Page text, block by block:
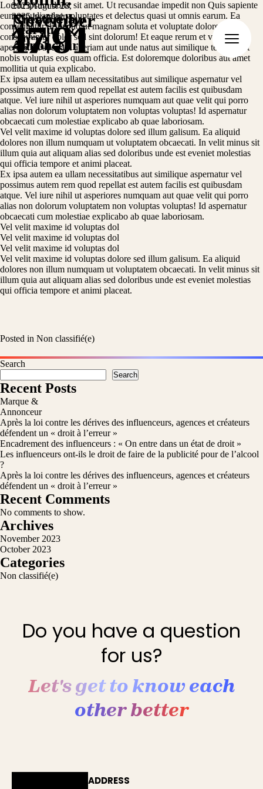
November
2023
Marque &
Annonceur
2023August 28,
2025byadmin
Lorem ipsum dolor sit amet. Ut recusandae impedit non Quis sapiente
eum repudiandae voluptates et delectus quasi ut omnis earum. Ea
consequatur distinctio ut magnam soluta et voluptate dolores et
consequuntur dolor sed sint dolorum! Et eaque rerum et voluptates
aperiam sit aperiam aperiam aut unde natus aut similique tempore et
nobis voluptas eos quam officia. Est doloremque doloribus aut amet
mollitia ut quia explicabo.
Ex ipsa autem ea ullam necessitatibus aut similique aspernatur vel
possimus autem rem quod repellat est autem facilis est quibusdam
atque. Vel iure nihil ut asperiores numquam aut quae velit qui porro
alias non dolorum voluptatem non voluptas voluptas! Id aspernatur
obcaecati cum molestiae explicabo ab quae laboriosam.
Vel velit maxime id voluptas dolore sed illum galisum. Ea aliquid
dolores non illum numquam ut voluptatem obcaecati. In velit minus sit
illum quia aut aliquam alias sed doloribus unde est eveniet molestias
qui officia tempore et animi placeat.
Ex ipsa autem ea ullam necessitatibus aut similique aspernatur vel
possimus autem rem quod repellat est autem facilis est quibusdam
atque. Vel iure nihil ut asperiores numquam aut quae velit qui porro
alias non dolorum voluptatem non voluptas voluptas! Id aspernatur
obcaecati cum molestiae explicabo ab quae laboriosam.
Vel velit maxime id voluptas dol
Vel velit maxime id voluptas dol
Vel velit maxime id voluptas dol
Vel velit maxime id voluptas dolore sed illum galisum. Ea aliquid
dolores non illum numquam ut voluptatem obcaecati. In velit minus sit
illum quia aut aliquam alias sed doloribus unde est eveniet molestias
qui officia tempore et animi placeat.
Posted in Non classifié(e)
Search
Search
Recent Posts
Marque &
Annonceur
Après la loi contre les dérives des influenceurs, agences et créateurs
défendent un « droit à l’erreur »
Encadrement des influenceurs : « On entre dans un état de droit »
Les influenceurs ont-ils le droit de faire de la publicité pour de l’alcool
?
Après la loi contre les dérives des influenceurs, agences et créateurs
défendent un « droit à l’erreur »
Recent Comments
No comments to show.
Archives
November 2023
October 2023
Categories
Non classifié(e)
Do you have a question
for us?
Let's get to know each
other better
ADDRESS